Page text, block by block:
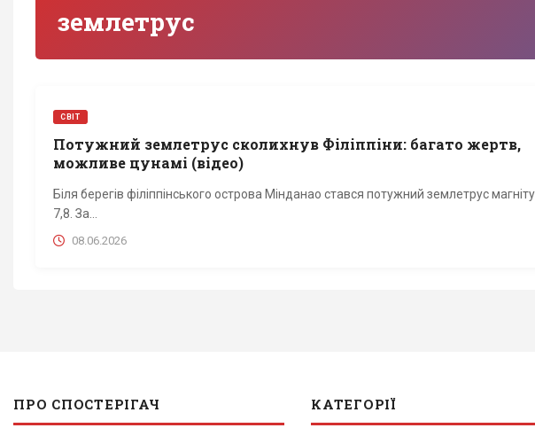
землетрус
СВІТ
Потужний землетрус сколихнув Філіппіни: багато жертв,
можливе цунамі (відео)
Біля берегів філіппінського острова Мінданао стався потужний землетрус
7,8. За...
08.06.2026
ПРО СПОСТЕРІГАЧ КАТЕГОРІЇ